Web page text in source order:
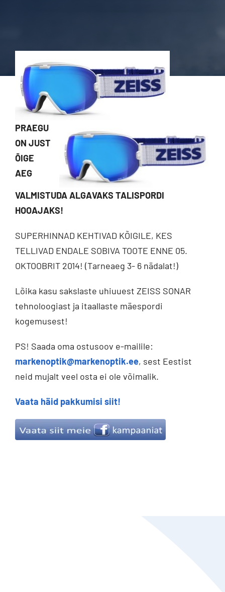
PRAEGU
ON JUST
ÕIGE
AEG
VALMISTUDA ALGAVAKS TALISPORDI
HOOAJAKS!
SUPERHINNAD KEHTIVAD KÕIGILE, KES
TELLIVAD ENDALE SOBIVA TOOTE ENNE 05.
OKTOOBRIT 2014! (Tarneaeg 3- 6 nädalat!)
Lõika kasu sakslaste uhiuuest ZEISS SONAR
tehnoloogiast ja itaallaste mäespordi
kogemusest!
PS! Saada oma ostusoov e-mailile:
markenoptik@markenoptik.ee, sest Eestist
neid mujalt veel osta ei ole võimalik.
Vaata häid pakkumisi siit!